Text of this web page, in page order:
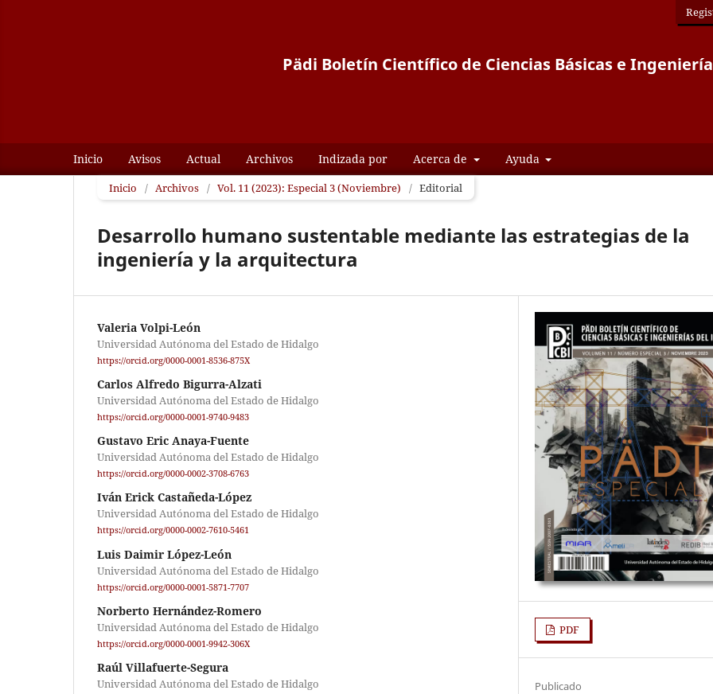
Pädi Boletín Científico de Ciencias Básicas e
Inicio Avisos Actual Archivos Indizada por Acerca de Ayuda
Inicio / Archivos / Vol. 11 (2023): Especial 3 (Noviembre) / Editorial
Desarrollo humano sustentable mediante las estrategias de la
ingeniería y la arquitectura
Valeria Volpi-León
Universidad Autónoma del Estado de Hidalgo
https://orcid.org/0000-0001-8536-875X
Carlos Alfredo Bigurra-Alzati
Universidad Autónoma del Estado de Hidalgo
https://orcid.org/0000-0001-9740-9483
Gustavo Eric Anaya-Fuente
Universidad Autónoma del Estado de Hidalgo
https://orcid.org/0000-0002-3708-6763
Iván Erick Castañeda-López
Universidad Autónoma del Estado de Hidalgo
https://orcid.org/0000-0002-7610-5461
Luis Daimir López-León
Universidad Autónoma del Estado de Hidalgo
https://orcid.org/0000-0001-5871-7707
Norberto Hernández-Romero
Universidad Autónoma del Estado de Hidalgo
https://orcid.org/0000-0001-9942-306X
Raúl Villafuerte-Segura
Universidad Autónoma del Estado de Hidalgo
PDF
Publicado